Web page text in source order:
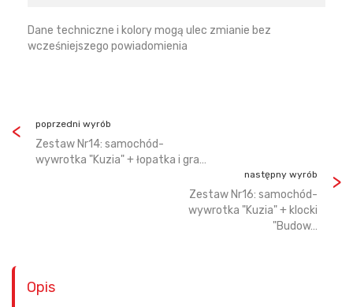
Dane techniczne i kolory mogą ulec zmianie bez
wcześniejszego powiadomienia
poprzedni wyrób
Zestaw Nr14: samochód-
wywrotka "Kuzia" + łopatka i gra…
następny wyrób
Zestaw Nr16: samochód-
wywrotka "Kuzia" + klocki
"Budow…
Opis